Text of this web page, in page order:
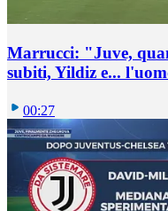
Marrucci: "Juve,
subiti, Yildiz e...
00:27